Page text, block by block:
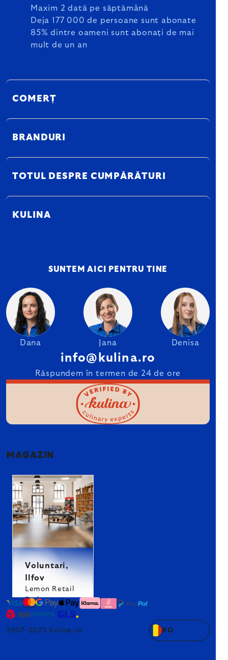
Maxim 2 dată pe săptămână
Deja 177 000 de persoane sunt abonate
85% dintre oameni sunt abonați de mai
mult de un an
COMERȚ
BRANDURI
TOTUL DESPRE CUMPĂRĂTURI
KULINA
SUNTEM AICI PENTRU TINE
Dana Jana Denisa
info@kulina.ro
Răspundem în termen de 24 de ore
MAGAZIN
Voluntari,
Ilfov
Lemon Retail
Park
2007–2025 Kulina.ro RO